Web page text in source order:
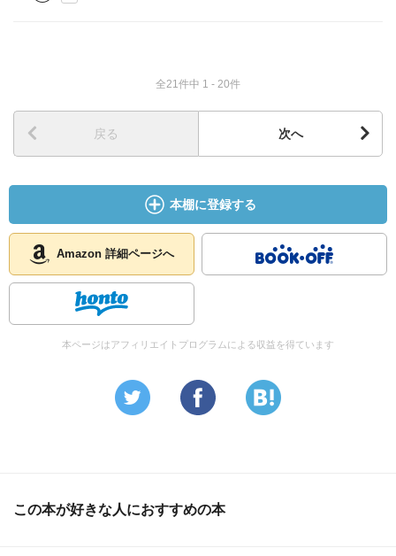
全21件中 1 - 20件
戻る 次へ
本棚に登録する
Amazon 詳細ページへ
本ページはアフィリエイトプログラムによる収益を得ています
この本が好きな人におすすめの本